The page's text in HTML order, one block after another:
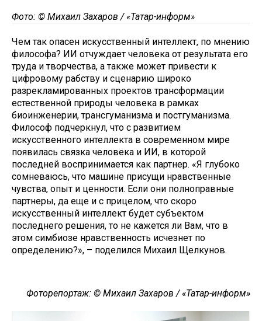
Фото: © Михаил Захаров / «Татар-информ»
Чем так опасен искусственный интеллект, по мнению
философа? ИИ отчуждает человека от результата его
труда и творчества, а также может привести к
цифровому рабству и сценарию широко
разрекламированных проектов трансформации
естественной природы человека в рамках
биоинженерии, трансгуманизма и постгуманизма.
Философ подчеркнул, что с развитием
искусственного интеллекта в современном мире
появилась связка человека и ИИ, в которой
последней воспринимается как партнер. «Я глубоко
сомневаюсь, что машине присущи нравственные
чувства, опыт и ценности. Если они полноправные
партнеры, да еще и с прицелом, что скоро
искусственный интеллект будет субъектом
последнего решения, то не кажется ли Вам, что в
этом симбиозе нравственность исчезнет по
определению?», – поделился Михаил Щелкунов.
Фоторепортаж: © Михаил Захаров / «Татар-информ»